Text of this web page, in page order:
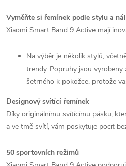
Vyměňte si řemínek podle stylu a
Xiaomi Smart Band 9 Active mají
Na výběr je několik stylů,
trendy. Popruhy jsou vyrobeny
šetrného k pokožce, protože
Designový svítící řemínek
Díky originálnímu svítícímu pásku,
a ve tmě svítí, vám poskytuje pocit
50 sportovních režimů